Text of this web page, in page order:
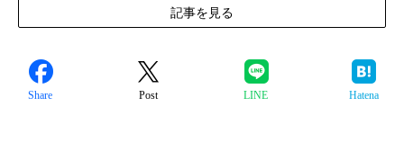
記事を見る
Share Post LINE Hatena